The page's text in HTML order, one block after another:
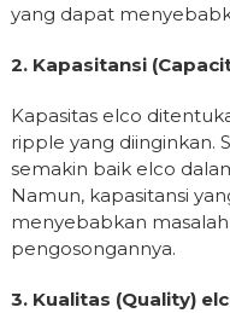
yang dapat
2. Kapasitansi
Kapasitas elco
ripple yang diinginkan.
semakin baik elco
Namun, kapasitansi
menyebabkan
pengosongannya.
3. Kualitas (Quality)